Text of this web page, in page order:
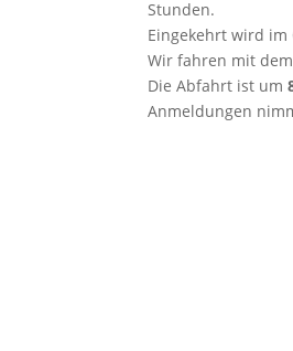
Stunden.
Eingekehrt wird im
Wir fahren mit
Die Abfahrt ist um
Anmeldungen